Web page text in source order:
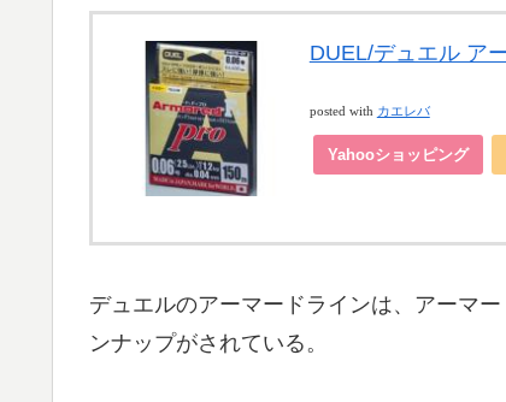
DUEL/デュエル ア
posted with カエレバ
Yahooショッピング
デュエルのアーマードラインは、アーマ
ンナップがされている。